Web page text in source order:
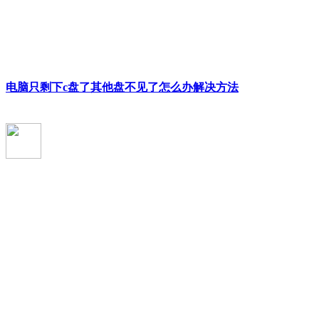
电脑只剩下c盘了其他盘不见了怎么办解决方法